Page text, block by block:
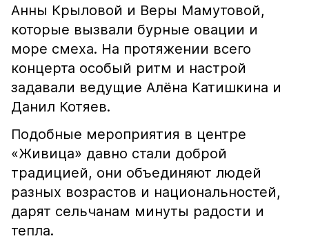
Анны Крыловой и Веры Мамутовой,
которые вызвали бурные овации и
море смеха. На протяжении всего
концерта особый ритм и настрой
задавали ведущие Алёна Катишкина и
Данил Котяев.
Подобные мероприятия в центре
«Живица» давно стали доброй
традицией, они объединяют людей
разных возрастов и национальностей,
дарят сельчанам минуты радости и
тепла.